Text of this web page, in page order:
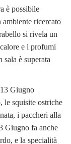
è possibile
ambiente ricercato
si rivela un
e i profumi
è superata
Giugno
le squisite ostriche
i paccheri alla
Giugno fa anche
e la specialità